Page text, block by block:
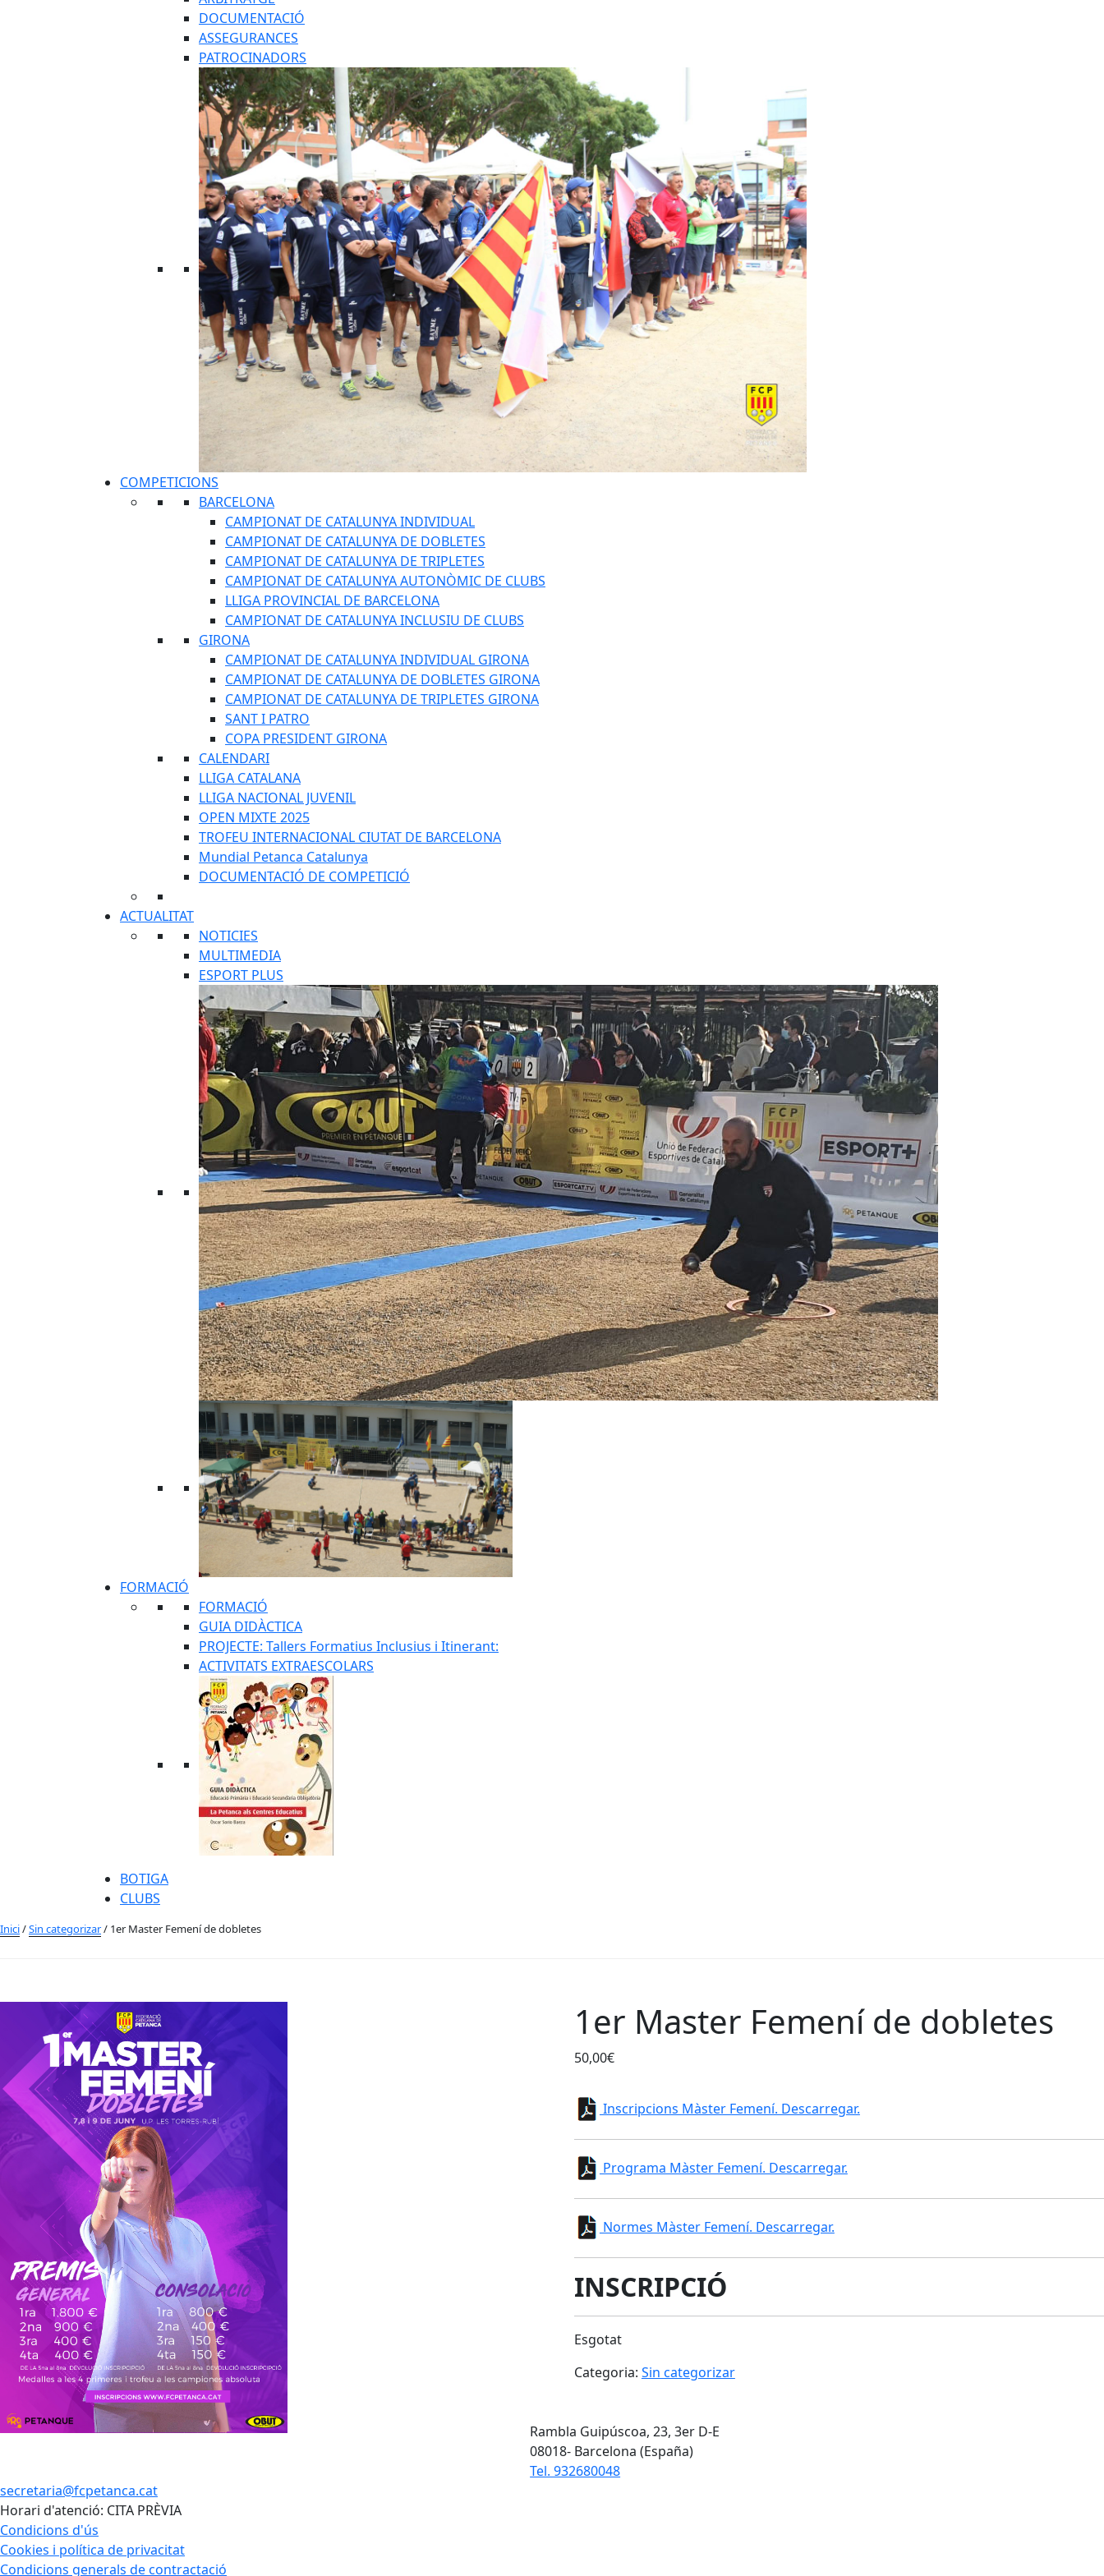
DOCUMENTACIÓ
ASSEGURANCES
PATROCINADORS
COMPETICIONS
BARCELONA
CAMPIONAT DE CATALUNYA INDIVIDUAL
CAMPIONAT DE CATALUNYA DE DOBLETES
CAMPIONAT DE CATALUNYA DE TRIPLETES
CAMPIONAT DE CATALUNYA AUTONÒMIC DE CLUBS
LLIGA PROVINCIAL DE BARCELONA
CAMPIONAT DE CATALUNYA INCLUSIU DE CLUBS
GIRONA
CAMPIONAT DE CATALUNYA INDIVIDUAL GIRONA
CAMPIONAT DE CATALUNYA DE DOBLETES GIRONA
CAMPIONAT DE CATALUNYA DE TRIPLETES GIRONA
SANT I PATRO
COPA PRESIDENT GIRONA
CALENDARI
LLIGA CATALANA
LLIGA NACIONAL JUVENIL
OPEN MIXTE 2025
TROFEU INTERNACIONAL CIUTAT DE BARCELONA
Mundial Petanca Catalunya
DOCUMENTACIÓ DE COMPETICIÓ
ACTUALITAT
NOTICIES
MULTIMEDIA
ESPORT PLUS
FORMACIÓ
FORMACIÓ
GUIA DIDÀCTICA
PROJECTE: Tallers Formatius Inclusius i Itinerant:
ACTIVITATS EXTRAESCOLARS
BOTIGA
CLUBS
Inici/Sin categorizar/ 1er Master Femení de dobletes
1er Master Femení de dobletes
50,00€
Inscripcions Màster Femení. Descarregar.
Programa Màster Femení. Descarregar.
Normes Màster Femení. Descarregar.
INSCRIPCIÓ
Esgotat
Categoria: Sin categorizar
Rambla Guipúscoa, 23, 3er D-E
08018- Barcelona (España)
Tel. 932680048
secretaria@fcpetanca.cat
Horari d'atenció: CITA PRÈVIA
Condicions d'ús
Cookies i política de privacitat
Condicions generals de contractació